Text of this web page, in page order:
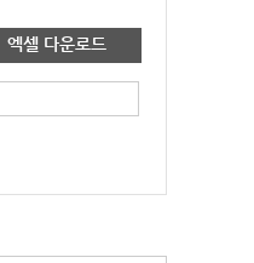
엑셀 다운로드